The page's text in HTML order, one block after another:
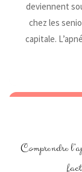
deviennent
chez les
capitale.
Comprendre